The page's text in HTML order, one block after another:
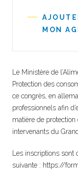
MON
Le Ministère de
Protection des
ce congrès, en
professionnels afin
matière de
intervenants du
Les inscriptions sont
suivante : https://